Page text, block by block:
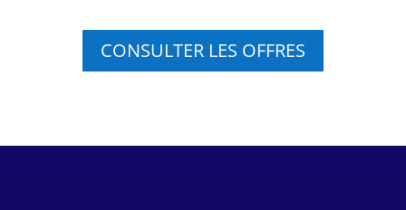
CONSULTER LES OFFRES